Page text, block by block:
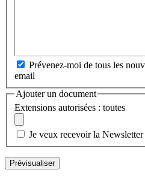
Prévenez-moi de tous les
email
Ajouter un document
Extensions autorisées : toutes
Je veux recevoir la Newsletter